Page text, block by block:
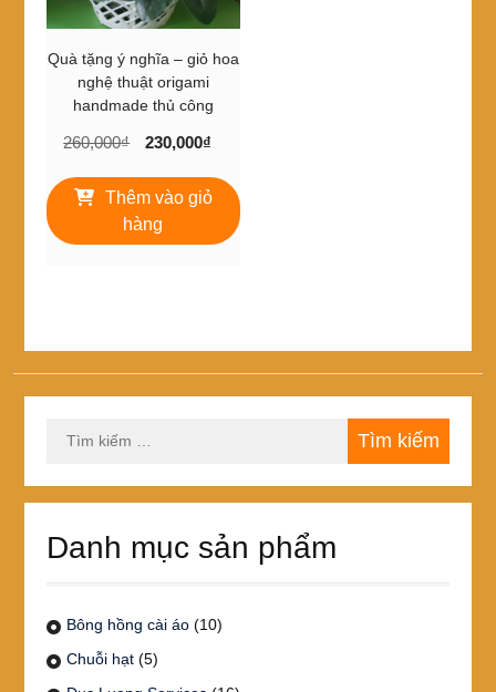
Quà tặng ý nghĩa – giỏ hoa
nghệ thuật origami
handmade thủ công
260,000₫
Giá
là:
260,000₫.
230,000₫
tại
230,000₫.
Thêm vào giỏ
hàng
kiếm
Danh mục sản phẩm
Bông hồng cài áo (10)
Chuỗi hạt (5)